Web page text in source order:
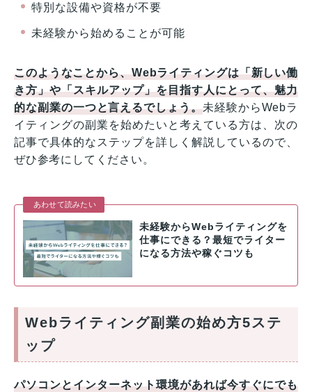
特別な設備や資格が不要
未経験から始めることが可能
このようなことから、Webライティングは「新しい働
き方」や「スキルアップ」を目指す人にとって、魅力
的な副業の一つと言えるでしょう。未経験からWebラ
イティングの副業を始めたいと考えている方は、次の
記事で具体的なステップを詳しく解説しているので、
ぜひ参考にしてください。
あわせて読みたい
未経験からWebライティングを
仕事にできる？最短でライター
になる方法や稼ぐコツも
Webライティング副業の始め方5ステ
ップ
パソコンとインターネット環境があれば今すぐにでも